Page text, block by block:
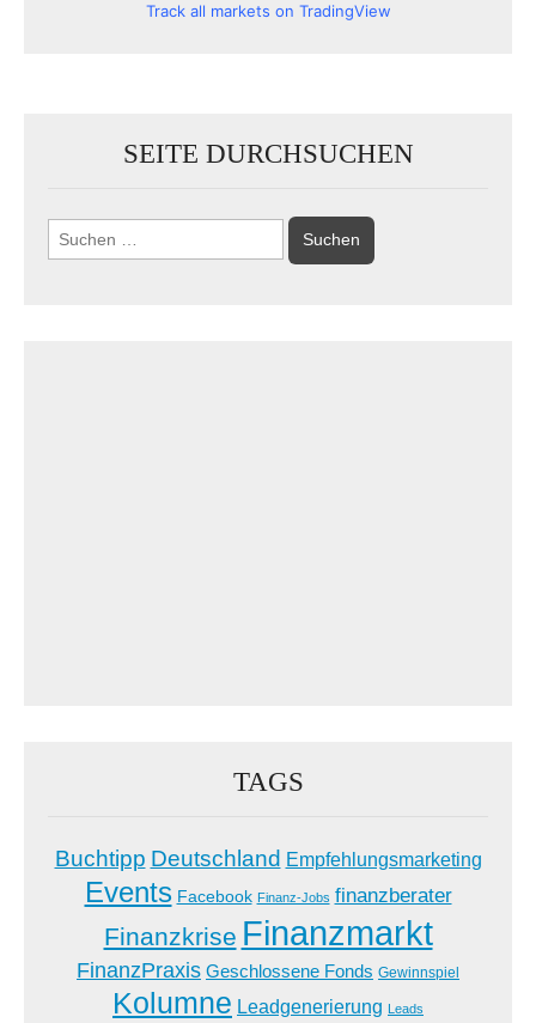
Track all markets on TradingView
SEITE DURCHSUCHEN
Suchen
nach:
TAGS
Buchtipp Deutschland Empfehlungsmarketing
Events Facebook Finanz-Jobs finanzberater
Finanzkrise Finanzmarkt
FinanzPraxis Geschlossene Fonds Gewinnspiel
Kolumne Leadgenerierung Leads